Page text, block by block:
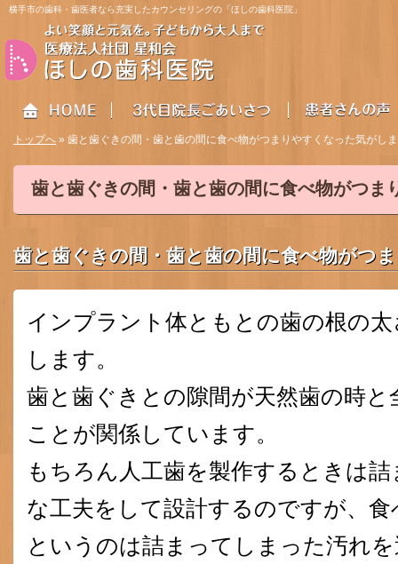
歯と歯ぐきの間・歯と歯の間に食べ物がつま
横手市の歯科・歯医者なら充実したカウンセリングの「ほしの歯科医院」
トップへ » 歯と歯ぐきの間・歯と歯の間に食べ物がつまりやすくなった気がし
歯と歯ぐきの間・歯と歯の間に食べ物がつ
インプラント体ともとの歯の根の
します。
歯と歯ぐきとの隙間が天然歯の時
ことが関係しています。
もちろん人工歯を製作するときは
な工夫をして設計するのですが、
というのは詰まってしまった汚れ
3代目院長ごあいさつ 患者さんの声